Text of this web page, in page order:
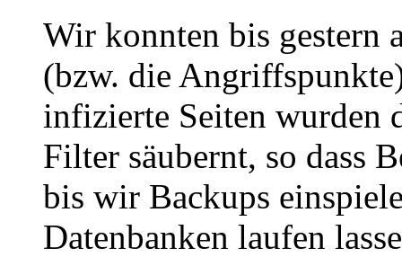
Wir konnten bis gestern
(bzw. die
infizierte Seiten wurden
Filter säubernt, so dass
bis wir Backups
Datenbanken laufen